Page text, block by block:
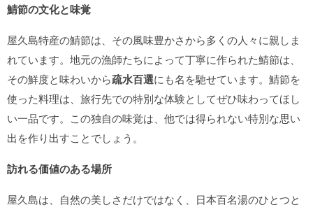
鯖節の文化と味覚
屋久島特産の鯖節は、その風味豊かさから多くの人々に親しま
れています。地元の漁師たちによって丁寧に作られた鯖節は、
その鮮度と味わいから疏水百選にも名を馳せています。鯖節を
使った料理は、旅行先での特別な体験としてぜひ味わってほし
い一品です。この独自の味覚は、他では得られない特別な思い
出を作り出すことでしょう。
訪れる価値のある場所
屋久島は、自然の美しさだけではなく、日本百名湯のひとつと